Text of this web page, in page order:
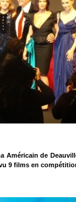
de
9 films en